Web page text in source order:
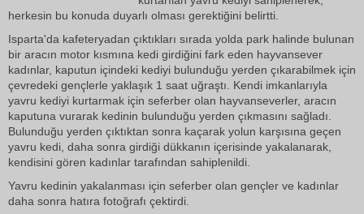
herkesin bu konuda duyarlı olması gerektiğini belirtti.
Isparta'da kafeteryadan çıktıkları sırada yolda park halinde bulunan
bir aracın motor kısmına kedi girdiğini fark eden hayvansever
kadınlar, kaputun içindeki kediyi bulunduğu yerden çıkarabilmek için
çevredeki gençlerle yaklaşık 1 saat uğraştı. Kendi imkanlarıyla
yavru kediyi kurtarmak için seferber olan hayvanseverler, aracın
kaputuna vurarak kedinin bulunduğu yerden çıkmasını sağladı.
Bulunduğu yerden çıktıktan sonra kaçarak yolun karşısına geçen
yavru kedi, daha sonra girdiği dükkanın içerisinde yakalanarak,
kendisini gören kadınlar tarafından sahiplenildi.
Yavru kedinin yakalanması için seferber olan gençler ve kadınlar
daha sonra hatıra fotoğrafı çektirdi.